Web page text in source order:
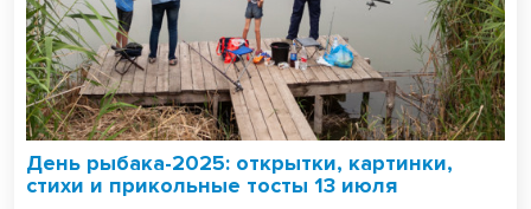
День рыбака-2025: открытки, картинки,
стихи и прикольные тосты 13 июля